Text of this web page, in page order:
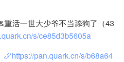
重活一世大少爷不当舔狗了（43
s/ce85d3b5605a
https://pan.quark.cn/s/b68a64